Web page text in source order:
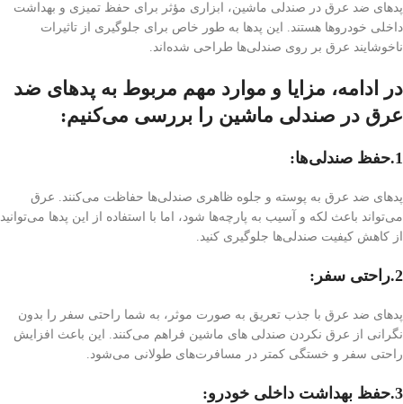
پد‌های ضد عرق در صندلی ماشین، ابزاری مؤثر برای حفظ تمیزی و بهداشت
داخلی خودروها هستند. این پد‌ها به طور خاص برای جلوگیری از تاثیرات
ناخوشایند عرق بر روی صندلی‌ها طراحی شده‌اند.
در ادامه، مزایا و موارد مهم مربوط به پد‌های ضد
عرق در صندلی ماشین را بررسی می‌کنیم:
1.حفظ صندلی‌ها:
پد‌های ضد عرق به پوسته و جلوه ظاهری صندلی‌ها حفاظت می‌کنند. عرق
می‌تواند باعث لکه و آسیب به پارچه‌ها شود، اما با استفاده از این پد‌ها می‌توانید
از کاهش کیفیت صندلی‌ها جلوگیری کنید.
2.راحتی سفر:
پد‌های ضد عرق با جذب تعریق به صورت موثر، به شما راحتی سفر را بدون
نگرانی از عرق نکردن صندلی های ماشین فراهم می‌کنند. این باعث افزایش
راحتی سفر و خستگی کمتر در مسافرت‌های طولانی می‌شود.
3.حفظ بهداشت داخلی خودرو: